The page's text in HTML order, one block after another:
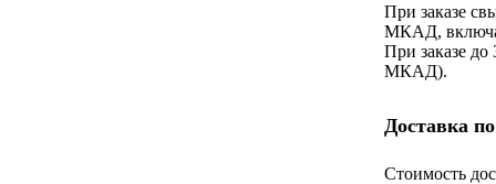
При заказе
МКАД,
При заказе
МКАД).
Доставка
Стоимость